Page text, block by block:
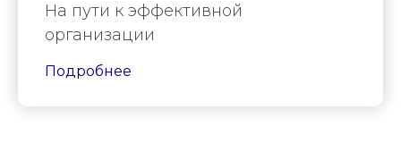
На пути к эффективной
организации
Подробнее